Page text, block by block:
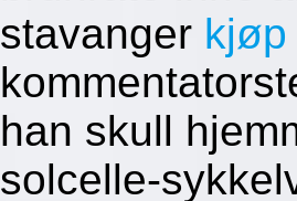
stavanger
han skull
solcelle-